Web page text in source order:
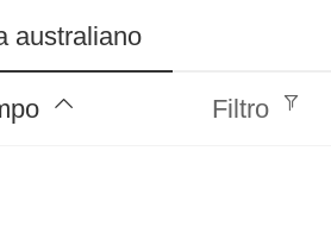
australiano
Filtro